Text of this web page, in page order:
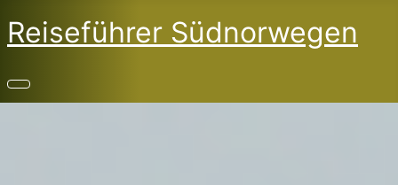
Reiseführer Südnorwegen